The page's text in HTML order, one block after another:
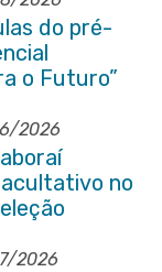
do pré-
o Futuro”
2026
no
2026